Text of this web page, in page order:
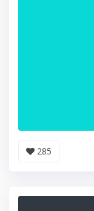
285